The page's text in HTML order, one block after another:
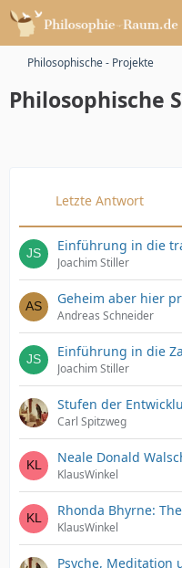
Philosophische - Projekte
Philosophische
Letzte Antwort
Einführung in die
Joachim Stiller
Geheim aber hier
Andreas Schneider
Einführung in die
Joachim Stiller
Stufen der
Carl Spitzweg
Neale Donald
KlausWinkel
Rhonda Bhyrne:
KlausWinkel
Psyche, Meditation